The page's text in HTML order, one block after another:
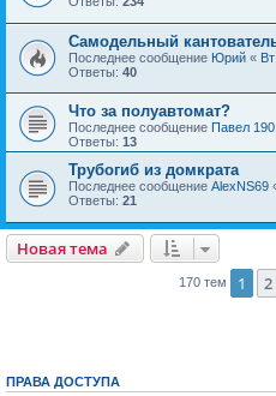
Самодельный
Последнее сообщение Юрий «
Ответы: 40
Что за полуавтомат?
Последнее сообщение Павел 190
Ответы: 13
Трубогиб из домкрата
Последнее сообщение AlexNS69
Ответы: 21
Новая тема
170 тем 1 2
ПРАВА ДОСТУПА